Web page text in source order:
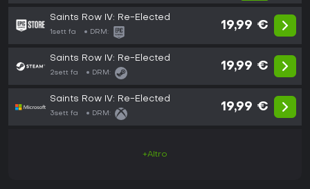
Saints Row IV: Re-Elected
1sett fa DRM:
19,99 €
Saints Row IV: Re-Elected
2sett fa DRM:
19,99 €
Saints Row IV: Re-Elected
3sett fa DRM:
19,99 €
+Altro